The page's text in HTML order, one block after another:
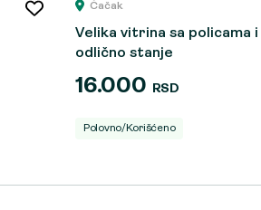
Čačak
Velika vitrina sa policama
odlično stanje
16.000 RSD
Polovno/Korišćeno